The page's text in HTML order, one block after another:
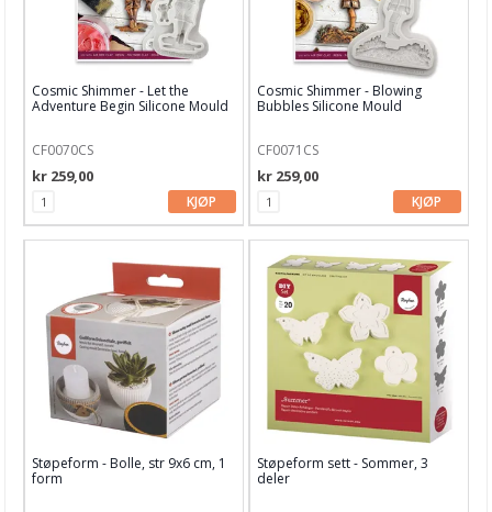
Kunstnermateriell
Maling & Tusj
Oppbevaring
Sjablong & Tilbehør
Smykkelaging
Tekstil hobby
Dekor & Bord
Gaveinnpakking
Kake & Bake
Bøker & Blader
Cosmic Shimmer - Let the
Adventure Begin Silicone Mould
CF0070CS
kr 259,00
KJØP
Cosmic Shimmer - Blowing
Bubbles Silicone Mould
CF0071CS
kr 259,00
KJØP
Støpeform - Bolle, str 9x6 cm, 1
form
Støpeform sett - Sommer, 3
deler